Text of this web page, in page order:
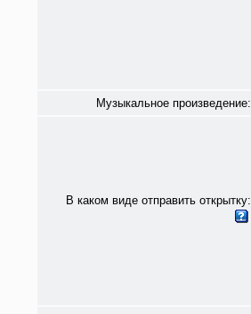
Музыкальное произведение:
В каком виде отправить открытку: